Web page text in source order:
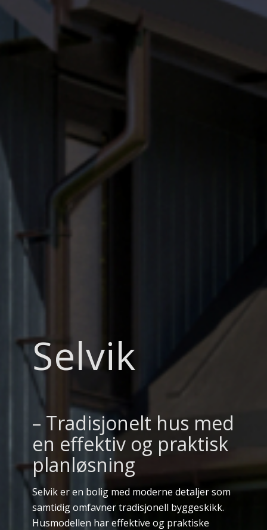
Selvik
– Tradisjonelt hus med
en effektiv og praktisk
planløsning
Selvik er en bolig med moderne detaljer som
samtidig omfavner tradisjonell byggeskikk.
Husmodellen har effektive og praktiske